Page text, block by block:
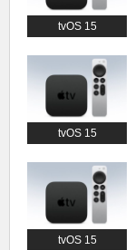
tvOS 15
tvOS 15
tvOS 15